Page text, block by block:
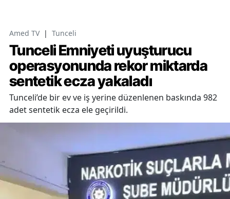
Amed TV | Tunceli
Tunceli Emniyeti uyuşturucu
operasyonunda rekor miktarda
sentetik ecza yakaladı
Tunceli’de bir ev ve iş yerine düzenlenen baskında 982
adet sentetik ecza ele geçirildi.